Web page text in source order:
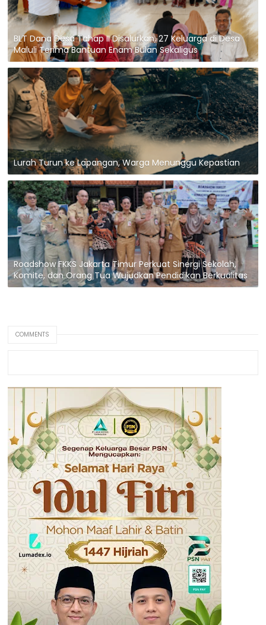
BLT Dana Desa Tahap II Disalurkan, 27 Keluarga di Desa
Maluli Terima Bantuan Enam Bulan Sekaligus
Lurah Turun ke Lapangan, Warga Menunggu Kepastian
Roadshow FKKS Jakarta Timur Perkuat Sinergi Sekolah,
Komite, dan Orang Tua Wujudkan Pendidikan Berkualitas
COMMENTS